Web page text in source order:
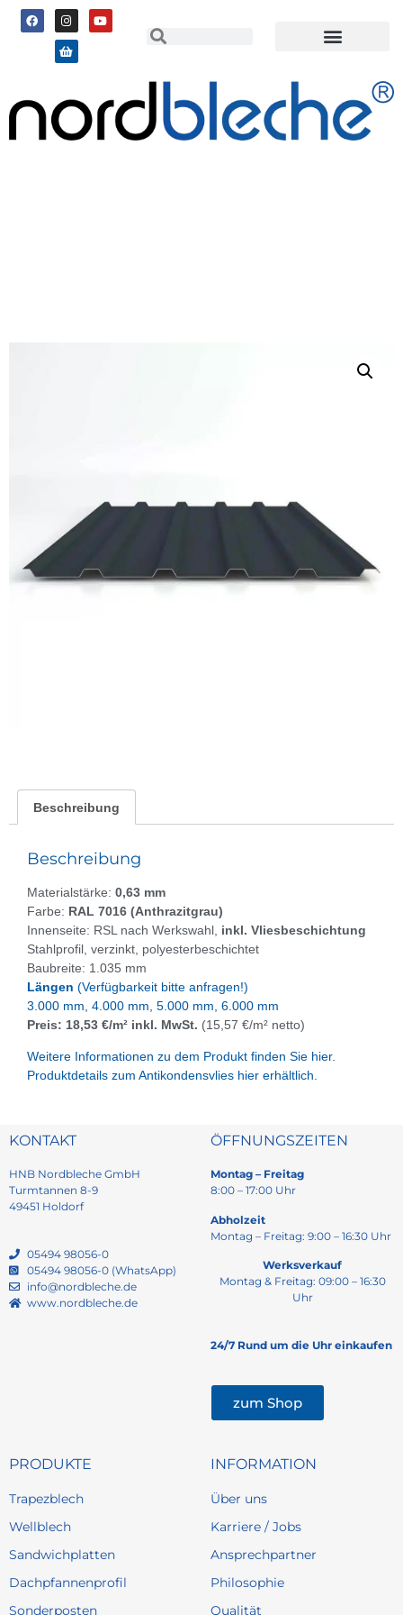
Beschreibung
Beschreibung
Materialstärke: 0,63 mm
Farbe: RAL 7016 (Anthrazitgrau)
Innenseite: RSL nach Werkswahl, inkl. Vliesbeschichtung
Stahlprofil, verzinkt, polyesterbeschichtet
Baubreite: 1.035 mm
Längen (Verfügbarkeit bitte anfragen!)
3.000 mm, 4.000 mm, 5.000 mm, 6.000 mm
Preis: 18,53 €/m² inkl. MwSt. (15,57 €/m² netto)
Weitere Informationen zu dem Produkt finden Sie hier.
Produktdetails zum Antikondensvlies hier erhältlich.
KONTAKT
HNB Nordbleche GmbH
Turmtannen 8-9
49451 Holdorf
05494 98056-0
05494 98056-0 (WhatsApp)
info@nordbleche.de
www.nordbleche.de
ÖFFNUNGSZEITEN
Montag – Freitag
8:00 – 17:00 Uhr
Abholzeit
Montag – Freitag: 9:00 – 16:30 Uhr
Werksverkauf
Montag & Freitag: 09:00 – 16:30
Uhr
24/7 Rund um die Uhr einkaufen
zum Shop
PRODUKTE
Trapezblech
Wellblech
Sandwichplatten
Dachpfannenprofil
Sonderposten
INFORMATION
Über uns
Karriere / Jobs
Ansprechpartner
Philosophie
Qualität